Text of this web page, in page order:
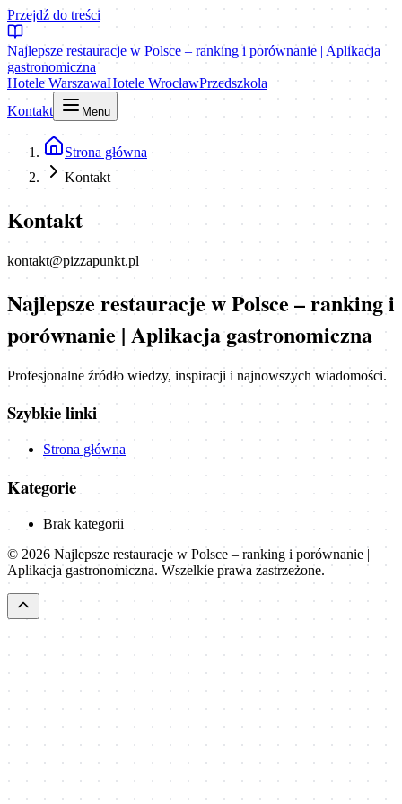
Przejdź do treści
Najlepsze restauracje w Polsce – ranking i porównanie | Aplikacja
gastronomiczna
Hotele WarszawaHotele WrocławPrzedszkola
Kontakt
Menu
Strona główna
Kontakt
Kontakt
kontakt@pizzapunkt.pl
Najlepsze restauracje w Polsce – ranking i
porównanie | Aplikacja gastronomiczna
Profesjonalne źródło wiedzy, inspiracji i najnowszych wiadomości.
Szybkie linki
Strona główna
Kategorie
Brak kategorii
© 2026 Najlepsze restauracje w Polsce – ranking i porównanie |
Aplikacja gastronomiczna. Wszelkie prawa zastrzeżone.